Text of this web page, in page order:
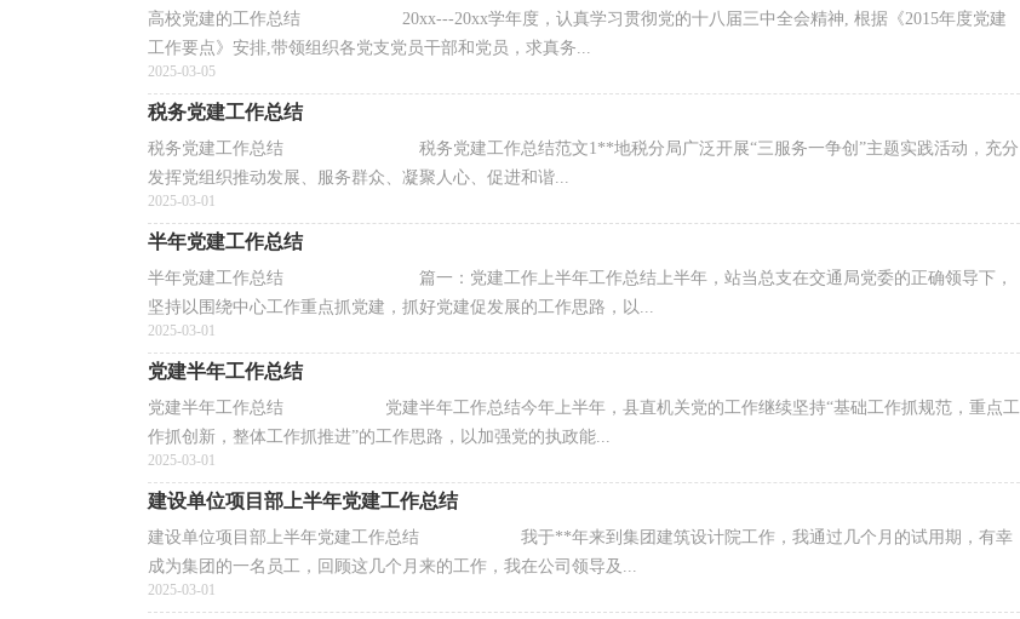
高校党建的工作总结 20xx---20xx学年度，认真学习贯彻党的十八届三中全会精神, 根据《2015年度党建
工作要点》安排,带领组织各党支党员干部和党员，求真务...
2025-03-05
税务党建工作总结
税务党建工作总结 税务党建工作总结范文1**地税分局广泛开展“三服务一争创”主题实践活动，充分
发挥党组织推动发展、服务群众、凝聚人心、促进和谐...
2025-03-01
半年党建工作总结
半年党建工作总结 篇一：党建工作上半年工作总结上半年，站当总支在交通局党委的正确领导下，
坚持以围绕中心工作重点抓党建，抓好党建促发展的工作思路，以...
2025-03-01
党建半年工作总结
党建半年工作总结 党建半年工作总结今年上半年，县直机关党的工作继续坚持“基础工作抓规范，重点工
作抓创新，整体工作抓推进”的工作思路，以加强党的执政能...
2025-03-01
建设单位项目部上半年党建工作总结
建设单位项目部上半年党建工作总结 我于**年来到集团建筑设计院工作，我通过几个月的试用期，有幸
成为集团的一名员工，回顾这几个月来的工作，我在公司领导及...
2025-03-01